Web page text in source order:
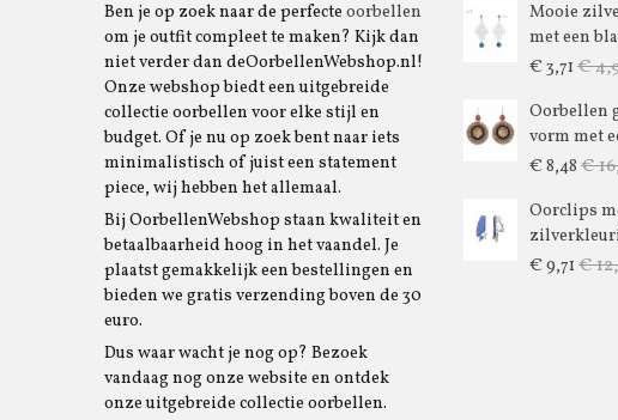
Ben je op zoek naar de perfecte oorbellen
om je outfit compleet te maken? Kijk dan
niet verder dan deOorbellenWebshop.nl!
Onze webshop biedt een uitgebreide
collectie oorbellen voor elke stijl en
budget. Of je nu op zoek bent naar iets
minimalistisch of juist een statement
piece, wij hebben het allemaal.
Bij OorbellenWebshop staan kwaliteit en
betaalbaarheid hoog in het vaandel. Je
plaatst gemakkelijk een bestellingen en
bieden we gratis verzending boven de 30
euro.
Dus waar wacht je nog op? Bezoek
vandaag nog onze website en ontdek
onze uitgebreide collectie oorbellen.
Mooie
met een
€ 3,71 €
Oorbellen
vorm met
€ 8,48 €
Oorclips
€ 9,71 €